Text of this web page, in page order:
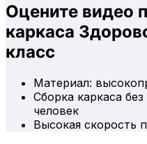
Оцените видео
каркаса
класс
Материал:
Сборка каркаса
человек
Высокая скорость